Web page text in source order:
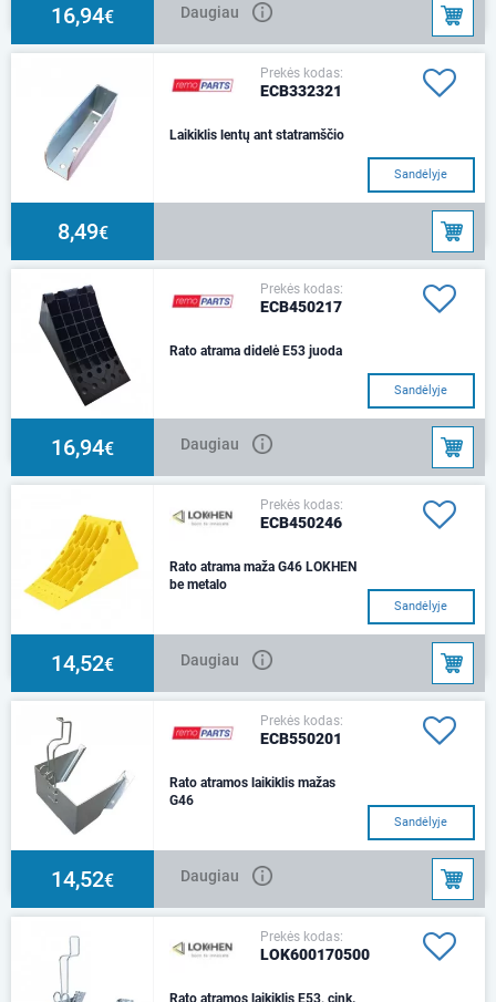
16,94€ Daugiau
Prekės kodas:
ECB332321
Laikiklis lentų ant statramščio
Sandėlyje
8,49€
Prekės kodas:
ECB450217
Rato atrama didelė E53 juoda
Sandėlyje
16,94€ Daugiau
Prekės kodas:
ECB450246
Rato atrama maža G46 LOKHEN
be metalo
Sandėlyje
14,52€ Daugiau
Prekės kodas:
ECB550201
Rato atramos laikiklis mažas
G46
Sandėlyje
14,52€ Daugiau
Prekės kodas:
LOK600170500
Rato atramos laikiklis E53, cink.